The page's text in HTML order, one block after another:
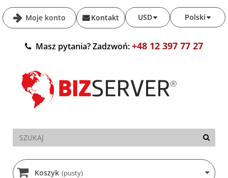
Moje konto Polski
USD
Kontakt
Masz pytania? Zadzwoń:+48 12 397 77 27
Koszyk (pusty)